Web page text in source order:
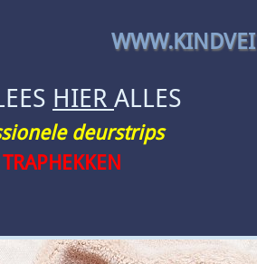
HIER ALLES
deurstrips